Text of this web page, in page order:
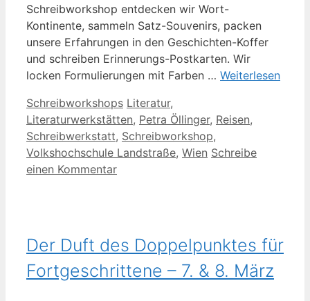
Schreibworkshop entdecken wir Wort-
Kontinente, sammeln Satz-Souvenirs, packen
unsere Erfahrungen in den Geschichten-Koffer
und schreiben Erinnerungs-Postkarten. Wir
locken Formulierungen mit Farben … Weiterlesen
Kategorien
Schreibworkshops Schlagwörter
Literatur,
Literaturwerkstätten, Petra Öllinger, Reisen,
Schreibwerkstatt, Schreibworkshop,
Volkshochschule Landstraße, Wien Schreibe
einen Kommentar
Der Duft des Doppelpunktes für
Fortgeschrittene – 7. & 8. März